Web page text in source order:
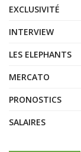
EXCLUSIVITÉ
INTERVIEW
LES ELEPHANTS
MERCATO
PRONOSTICS
SALAIRES